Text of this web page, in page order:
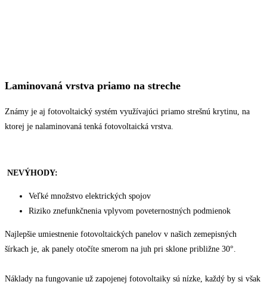
Laminovaná vrstva priamo na streche
Známy je aj fotovoltaický systém využívajúci priamo strešnú krytinu, na
ktorej je nalaminovaná tenká fotovoltaická vrstva.
NEVÝHODY:
Veľké množstvo elektrických spojov
Riziko znefunkčnenia vplyvom poveternostných podmienok
Najlepšie umiestnenie fotovoltaických panelov v našich zemepisných
šírkach je, ak panely otočíte smerom na juh pri sklone približne 30°.
Náklady na fungovanie už zapojenej fotovoltaiky sú nízke, každý by si však